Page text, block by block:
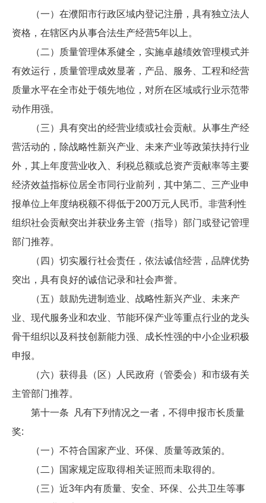
（一）在濮阳市行政区域内登记注册，具有独立法人
资格，在辖区内从事合法生产经营5年以上。
（二）质量管理体系健全，实施卓越绩效管理模式并
有效运行，质量管理成效显著，产品、服务、工程和经营
质量水平在全市处于领先地位，对所在区域或行业示范带
动作用强。
（三）具有突出的经营业绩或社会贡献。从事生产经
营活动的，除战略性新兴产业、未来产业等政策扶持行业
外，其上年度营业收入、利税总额或总资产贡献率等主要
经济效益指标位居全市同行业前列，其中第二、三产业申
报单位上年度纳税额不得低于200万元人民币。非营利性
组织社会贡献突出并获业务主管（指导）部门或登记管理
部门推荐。
（四）切实履行社会责任，依法诚信经营，品牌优势
突出，具有良好的诚信记录和社会声誉。
（五）鼓励先进制造业、战略性新兴产业、未来产
业、现代服务业和农业、节能环保产业等重点行业的龙头
骨干组织以及科技创新能力强、成长性强的中小企业积极
申报。
（六）获得县（区）人民政府（管委会）和市级有关
主管部门推荐。
第十一条 凡有下列情况之一者，不得申报市长质量
奖:
（一）不符合国家产业、环保、质量等政策的。
（二）国家规定应取得相关证照而未取得的。
（三）近3年内有质量、安全、环保、公共卫生等事